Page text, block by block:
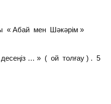
« Абай мен Шәкәрім »
… » ( ой толғау ) . 5